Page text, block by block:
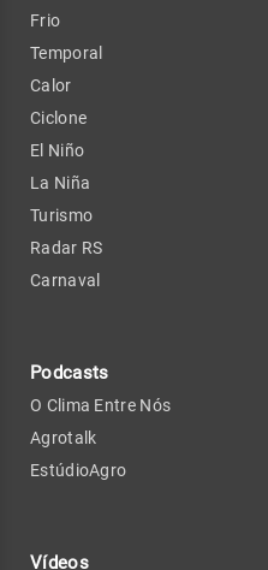
Frio
Temporal
Calor
Ciclone
El Niño
La Niña
Turismo
Radar RS
Carnaval
Podcasts
O Clima Entre Nós
Agrotalk
EstúdioAgro
Vídeos